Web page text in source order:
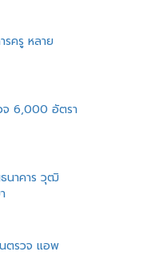
ครู หลาย
จ 6,000 อัตรา
นาคาร วุฒิ
ตรวจ แอพ